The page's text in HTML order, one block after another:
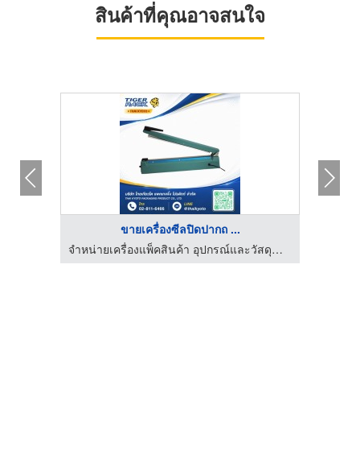
สินค้าที่คุณอาจสนใจ
ขายเครื่องซีลปิดปากถ ...
จำหน่ายเครื่องแพ็คสินค้า อุปกรณ์และวัสดุสำหรับงานหีบห่อสินค้า